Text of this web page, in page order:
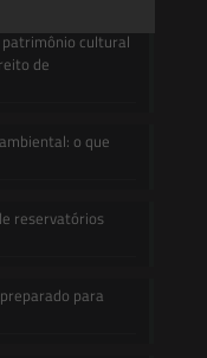
cultural
de
o que
reservatórios
para